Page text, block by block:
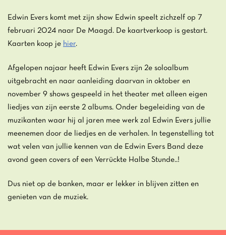
Edwin Evers komt met zijn show Edwin speelt zichzelf op 7
februari 2024 naar De Maagd. De kaartverkoop is gestart.
Kaarten koop je hier.
Afgelopen najaar heeft Edwin Evers zijn 2e soloalbum
uitgebracht en naar aanleiding daarvan in oktober en
november 9 shows gespeeld in het theater met alleen eigen
liedjes van zijn eerste 2 albums. Onder begeleiding van de
muzikanten waar hij al jaren mee werk zal Edwin Evers jullie
meenemen door de liedjes en de verhalen. In tegenstelling tot
wat velen van jullie kennen van de Edwin Evers Band deze
avond geen covers of een Verrückte Halbe Stunde..!
Dus niet op de banken, maar er lekker in blijven zitten en
genieten van de muziek.